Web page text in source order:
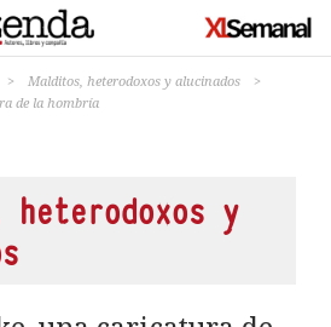
> Malditos, heterodoxos y alucinados
>
de la hombría
y